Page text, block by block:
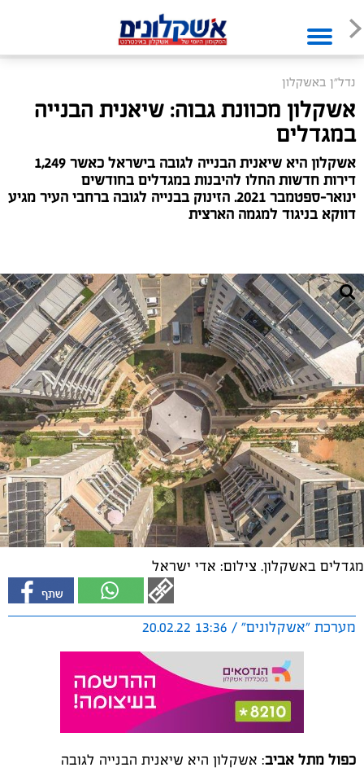
נדל"ן באשקלון
אשקלון מכוונת גבוה: שיאנית הבנייה
במגדלים
אשקלון היא שיאנית הבנייה לגובה בישראל כאשר 1,249
דירות חדשות החלו להיבנות במגדלים בחודשים
ינואר-ספטמבר 2021. הזינוק בבנייה לגובה ברחבי העיר מגיע
דווקא בניגוד למגמה הארצית
מגדלים באשקלון. צילום: אדי ישראל
מערכת "אשקלונים" / 13:36 20.02.22
כפול מתל אביב: אשקלון היא שיאנית הבנייה לגובה